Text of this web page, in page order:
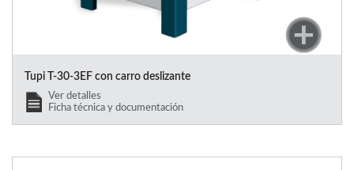
Tupi T-30-3EF con carro deslizante
Ver detalles
Ficha técnica y documentación